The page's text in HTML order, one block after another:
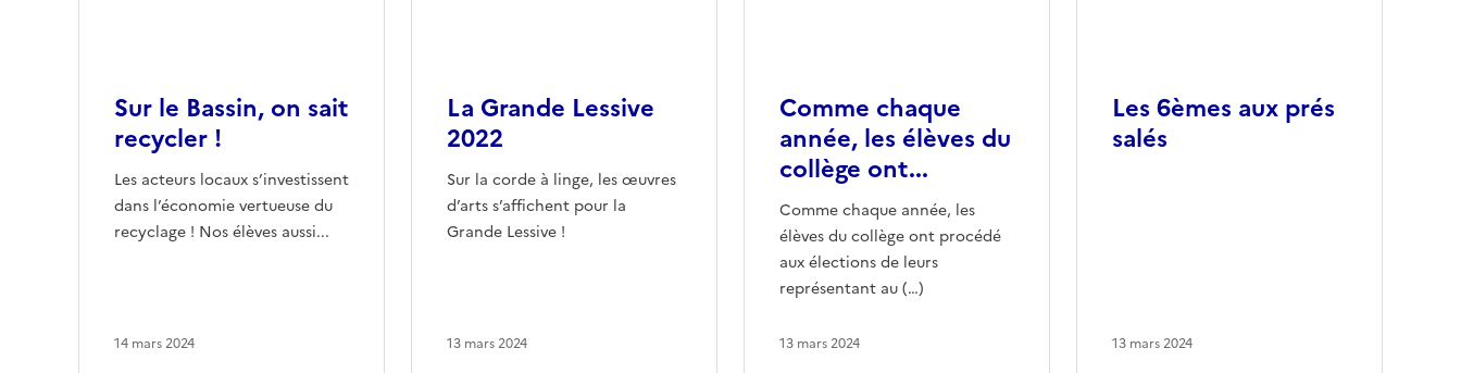
Sur le Bassin, on sait
recycler !
Les acteurs locaux s’investissent
dans l’économie vertueuse du
recyclage ! Nos élèves aussi...
14 mars 2024
La Grande Lessive
2022
Sur la corde à linge, les œuvres
d’arts s’affichent pour la
Grande Lessive !
13 mars 2024
Comme chaque
année, les élèves du
collège ont...
Comme chaque année, les
élèves du collège ont procédé
aux élections de leurs
représentant au (…)
13 mars 2024
Les 6èmes aux prés
salés
13 mars 2024